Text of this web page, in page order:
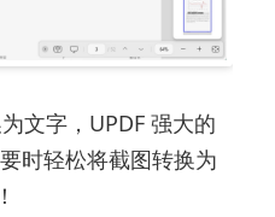
文字，UPDF 强大的
时轻松将截图转换为